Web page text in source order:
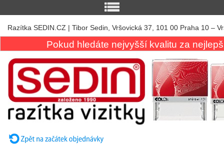
Pokud hledáte nejvyšší kvalitu za
Razítka SEDIN.CZ | Tibor Sedin, Vršovická 37, 101 00 Praha 10 –